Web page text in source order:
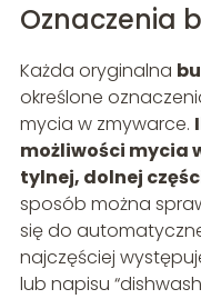
Oznaczenia
Każda oryginalna
określone
mycia w zmywarce.
możliwości mycia
tylnej, dolnej
sposób można
się do
najczęściej
lub napisu